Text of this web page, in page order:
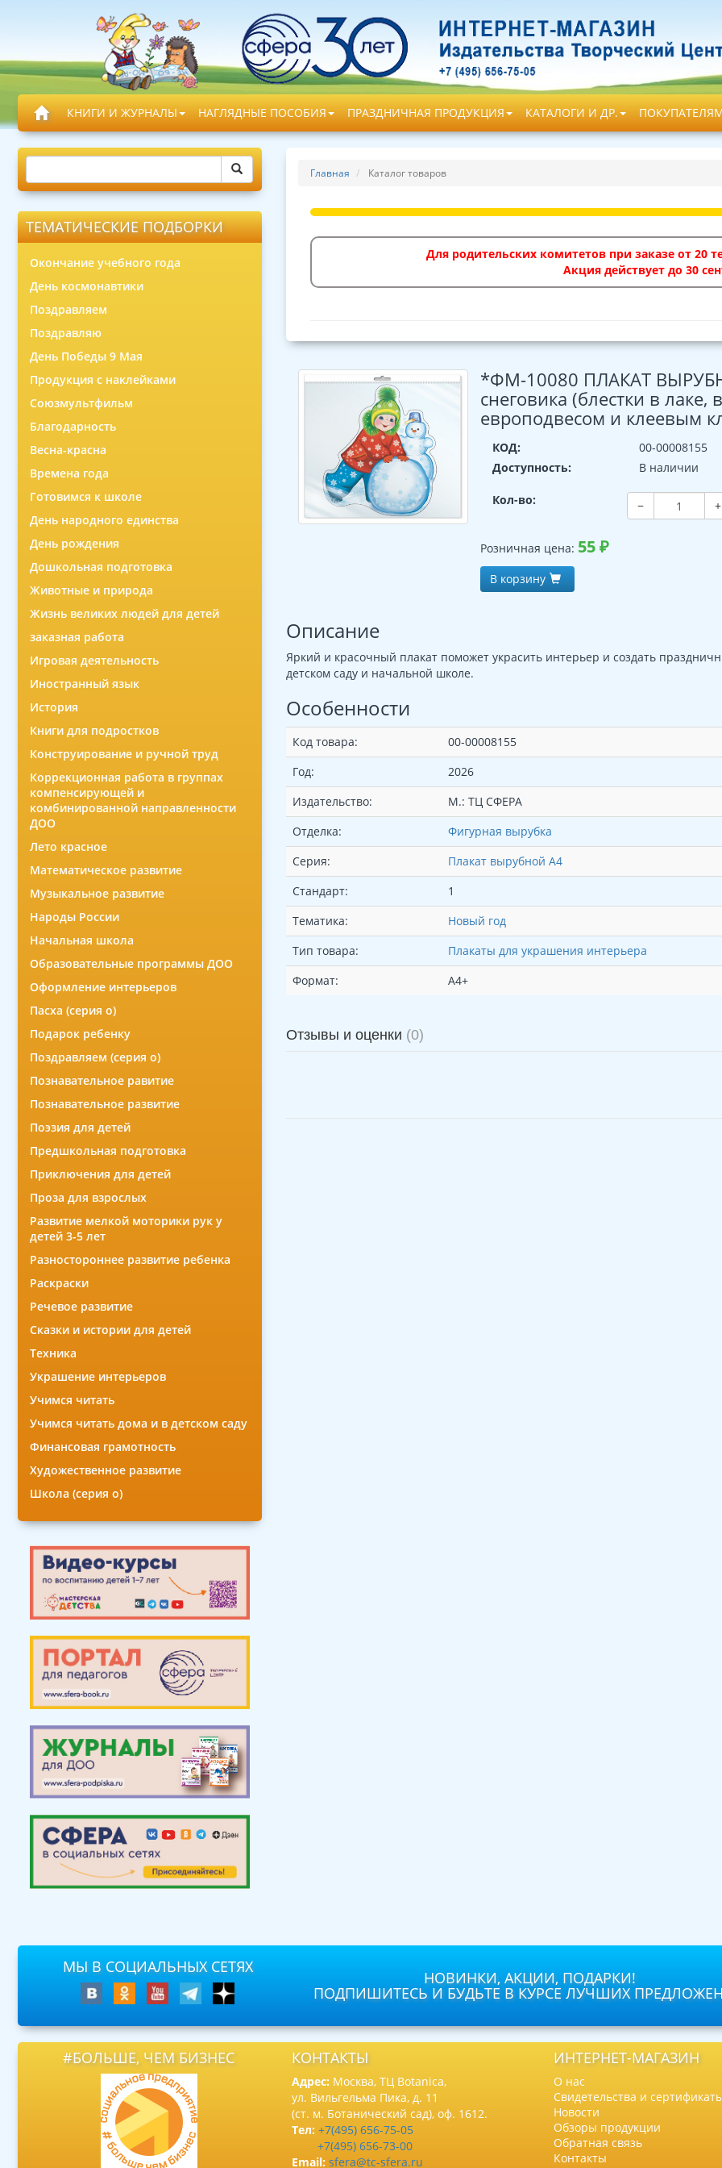
КНИГИ И ЖУРНАЛЫ НАГЛЯДНЫЕ ПОСОБИЯ ПРАЗДНИЧНАЯ ПРОДУКЦИЯ КАТАЛОГИ И ДР.
ТЕМАТИЧЕСКИЕ ПОДБОРКИ
Окончание учебного года
День космонавтики
Поздравляем
Поздравляю
День Победы 9 Мая
Продукция с наклейками
Союзмультфильм
Благодарность
Весна-красна
Времена года
Готовимся к школе
День народного единства
День рождения
Дошкольная подготовка
Животные и природа
Жизнь великих людей для детей
заказная работа
Игровая деятельность
Иностранный язык
История
Книги для подростков
Конструирование и ручной труд
Коррекционная работа в группах
компенсирующей и
комбинированной направленности
ДОО
Лето красное
Математическое развитие
Музыкальное развитие
Народы России
Начальная школа
Образовательные программы ДОО
Оформление интерьеров
Пасха (серия о)
Подарок ребенку
Поздравляем (серия о)
Познавательное равитие
Познавательное развитие
Поэзия для детей
Предшкольная подготовка
Приключения для детей
Проза для взрослых
Развитие мелкой моторики рук у
детей 3-5 лет
Разностороннее развитие ребенка
Раскраски
Речевое развитие
Сказки и истории для детей
Техника
Украшение интерьеров
Учимся читать
Учимся читать дома и в детском саду
Финансовая грамотность
Художественное развитие
Школа (серия о)
Главная Каталог товаров
Для родительских комитетов при заказе от 20
Акция действует до 30
*ФМ-10080 ПЛАКАТ
снеговика (блестки в
европодвесом и клеевым
КОД:
00-00008155
Доступность:
В наличии
Кол-во: − +
Розничная цена: 55₽
В корзину
Описание
Яркий и красочный плакат поможет украсить интерьер и создать
детском саду и начальной школе.
Особенности
Код товара:
00-00008155
Год:
2026
Издательство:
М.: ТЦ СФЕРА
Отделка:
Фигурная вырубка
Серия:
Плакат вырубной А4
Стандарт:
1
Тематика:
Новый год
Тип товара:
Плакаты для украшения интерьера
Формат:
А4+
Отзывы и оценки (0)
МЫ В СОЦИАЛЬНЫХ СЕТЯХ
НОВИНКИ, АКЦИИ, ПОДАРКИ!
ПОДПИШИТЕСЬ И БУДЬТЕ В КУРСЕ ЛУЧШИХ
#БОЛЬШЕ, ЧЕМ БИЗНЕС КОНТАКТЫ
Адрес: Москва, ТЦ Botanica,
ул. Вильгельма Пика, д. 11
(ст. м. Ботанический сад), оф. 1612.
Тел: +7(495) 656-75-05
+7(495) 656-73-00
Email: sfera@tc-sfera.ru
ИНТЕРНЕТ-МАГАЗИН
О нас
Свидетельства и
Новости
Обзоры продукции
Обратная связь
Контакты